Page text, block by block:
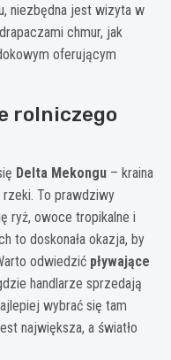
niezbędna jest wizyta w
chmur, jak
oferującym
rolniczego
Delta Mekongu – kraina
To prawdziwy
ryż, owoce tropikalne i
to doskonała okazja, by
odwiedzić pływające
handlarze sprzedają
wybrać się tam
największa, a światło